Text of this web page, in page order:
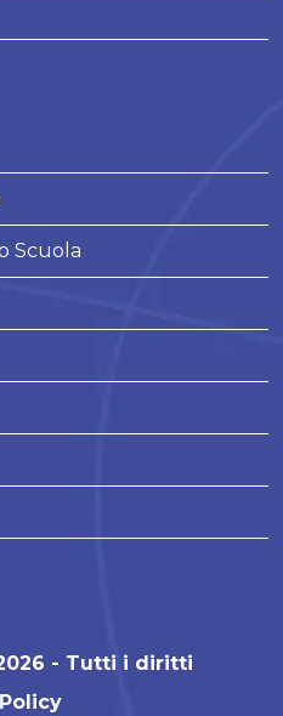
Scuola
- Tutti i diritti